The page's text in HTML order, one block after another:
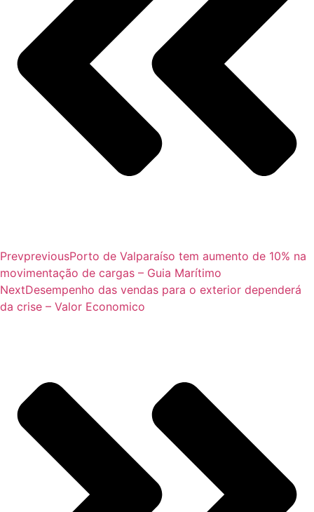
PrevpreviousPorto de Valparaíso tem aumento de 10% na
movimentação de cargas – Guia Marítimo
NextDesempenho das vendas para o exterior dependerá
da crise – Valor Economico